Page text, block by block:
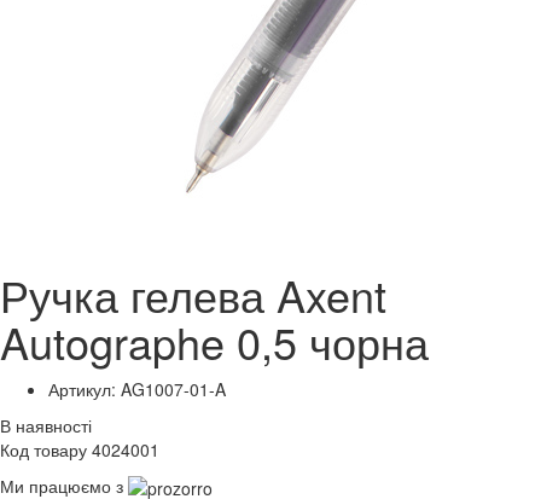
Ручка гелева Axent
Autographe 0,5 чорна
Артикул: AG1007-01-A
В наявності
Код товару 4024001
Ми працюємо з